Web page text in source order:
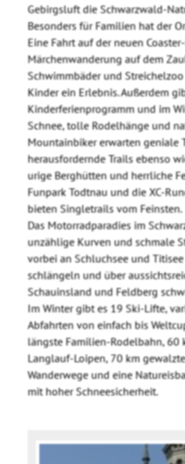
Gebirgsluft die Schwarzwald-
Besonders für Familien hat der
Eine Fahrt auf der neuen
Märchenwanderung auf dem
Schwimmbäder und
Kinder ein Erlebnis. Außerdem
Kinderferienprogramm und im
Schnee, tolle Rodelhänge und
Mountainbiker erwarten geniale
herausfordernde Trails ebenso
urige Berghütten und herrliche
Funpark Todtnau und die XC-
bieten Singletrails vom Feinsten.
Das Motorradparadies im
unzählige Kurven und schmale
vorbei an Schluchsee und
schlängeln und über
Schauinsland und Feldberg
Im Winter gibt es 19 Ski-Lifte,
Abfahrten von einfach bis
längste Familien-Rodelbahn, 60
Langlauf-Loipen, 70 km
Wanderwege und eine
mit hoher Schneesicherheit.